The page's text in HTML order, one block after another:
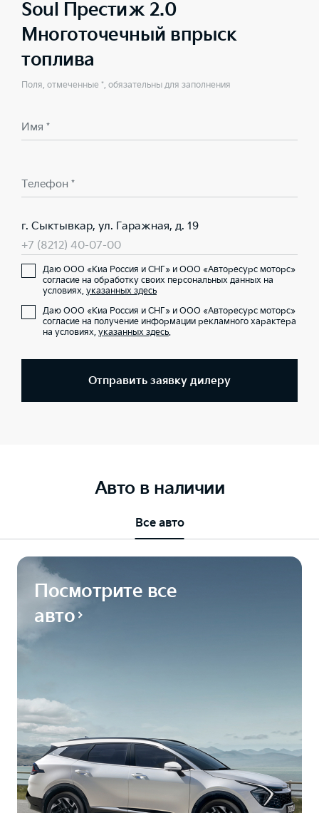
Soul Престиж 2.0
Многоточечный впрыск
топлива
Поля, отмеченные *, обязательны для заполнения
Имя *
Телефон *
г. Сыктывкар, ул. Гаражная, д. 19
+7 (8212) 40-07-00
Даю ООО «Киа Россия и СНГ» и ООО «Авторесурс моторс»
согласие на обработку своих персональных данных на
условиях, указанных здесь
Даю ООО «Киа Россия и СНГ» и ООО «Авторесурс моторс»
согласие на получение информации рекламного характера
на условиях, указанных здесь.
Отправить заявку дилеру
Авто в наличии
Все авто
Посмотрите все
авто